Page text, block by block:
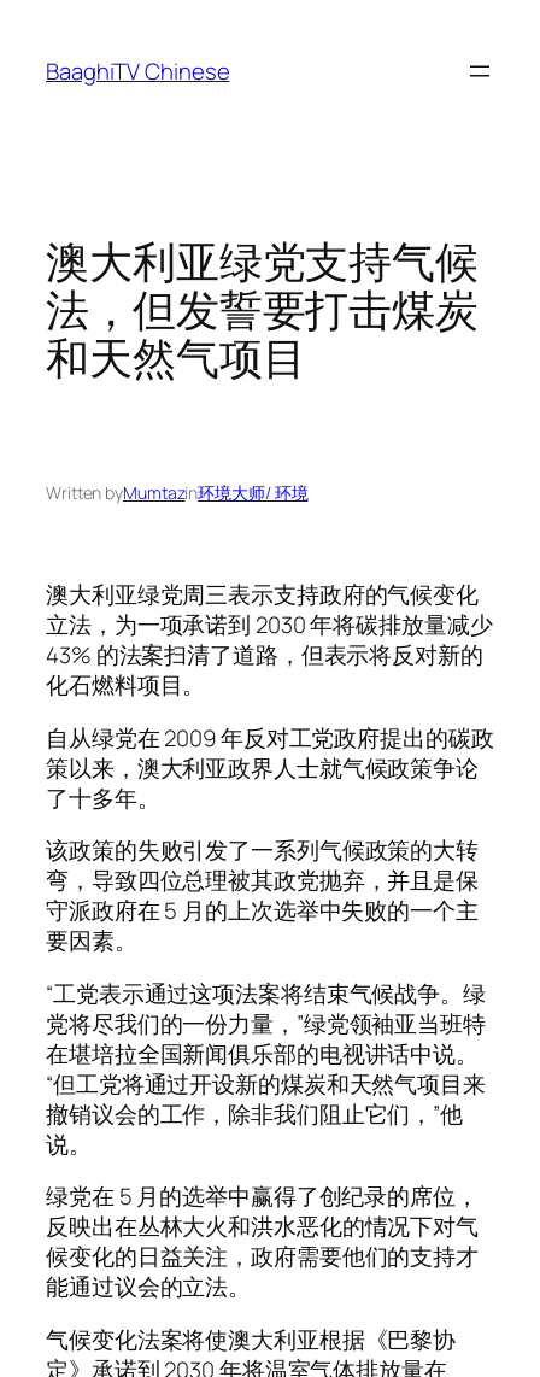
content
BaaghiTV Chinese
澳大利亚绿党支持气候
法，但发誓要打击煤炭
和天然气项目
Written byMumtazin环境大师/ 环境
澳大利亚绿党周三表示支持政府的气候变化
立法，为一项承诺到 2030 年将碳排放量减少
43% 的法案扫清了道路，但表示将反对新的
化石燃料项目。
自从绿党在 2009 年反对工党政府提出的碳政
策以来，澳大利亚政界人士就气候政策争论
了十多年。
该政策的失败引发了一系列气候政策的大转
弯，导致四位总理被其政党抛弃，并且是保
守派政府在 5 月的上次选举中失败的一个主
要因素。
“工党表示通过这项法案将结束气候战争。绿
党将尽我们的一份力量，”绿党领袖亚当班特
在堪培拉全国新闻俱乐部的电视讲话中说。
“但工党将通过开设新的煤炭和天然气项目来
撤销议会的工作，除非我们阻止它们，”他
说。
绿党在 5 月的选举中赢得了创纪录的席位，
反映出在丛林大火和洪水恶化的情况下对气
候变化的日益关注，政府需要他们的支持才
能通过议会的立法。
气候变化法案将使澳大利亚根据《巴黎协
定》承诺到 2030 年将温室气体排放量在